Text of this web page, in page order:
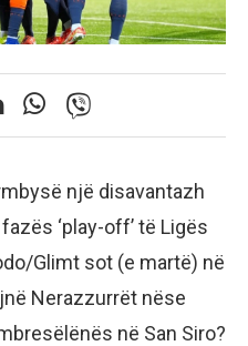
një disavantazh
‘play-off’ të Ligës
Glimt sot (e martë) në
Nerazzurrët nëse
në San Siro?